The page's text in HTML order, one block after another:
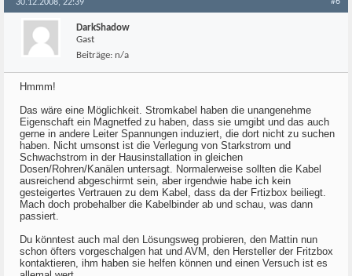
30.12.2008, 22:39
DarkShadow
Gast
Beiträge: n/a
Hmmm!
Das wäre eine Möglichkeit. Stromkabel haben die unangenehme
Eigenschaft ein Magnetfed zu haben, dass sie umgibt und das auch
gerne in andere Leiter Spannungen induziert, die dort nicht zu suchen
haben. Nicht umsonst ist die Verlegung von Starkstrom und
Schwachstrom in der Hausinstallation in gleichen
Dosen/Rohren/Kanälen untersagt. Normalerweise sollten die Kabel
ausreichend abgeschirmt sein, aber irgendwie habe ich kein
gesteigertes Vertrauen zu dem Kabel, dass da der Frtizbox beiliegt.
Mach doch probehalber die Kabelbinder ab und schau, was dann
passiert.
Du könntest auch mal den Lösungsweg probieren, den Mattin nun
schon öfters vorgeschalgen hat und AVM, den Hersteller der Fritzbox
kontaktieren, ihm haben sie helfen können und einen Versuch ist es